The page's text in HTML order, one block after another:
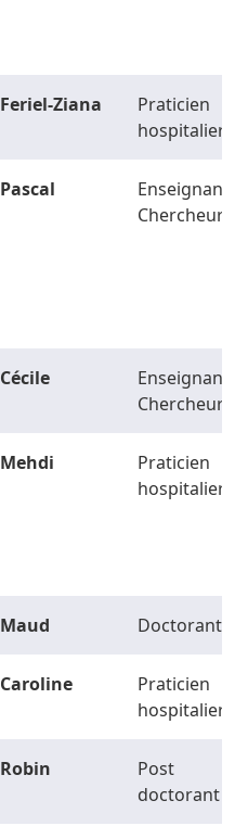
Feriel-Ziana
Praticien
hospitalier
Pascal
Enseignant-
Chercheur
Cécile
Enseignant-
Chercheur
Mehdi
Praticien
hospitalier
Maud Doctorant
Caroline
Praticien
hospitalier
Robin
Post
doctorant